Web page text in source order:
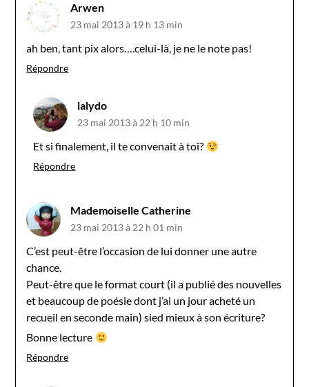
Arwen
23 mai 2013 à 19 h 13 min
ah ben, tant pix alors….celui-là, je ne le note pas!
Répondre
lalydo
23 mai 2013 à 22 h 10 min
Et si finalement, il te convenait à toi?
Répondre
Mademoiselle Catherine
23 mai 2013 à 22 h 01 min
C’est peut-être l’occasion de lui donner une autre
chance.
Peut-être que le format court (il a publié des nouvelles
et beaucoup de poésie dont j’ai un jour acheté un
recueil en seconde main) sied mieux à son écriture?
Bonne lecture
Répondre